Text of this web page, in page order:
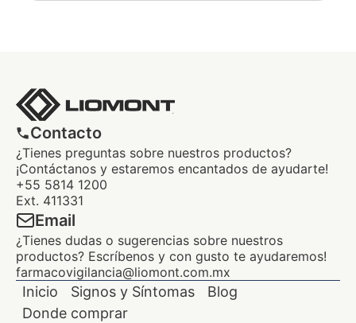
Contacto
¿Tienes preguntas sobre nuestros productos?
¡Contáctanos y estaremos encantados de ayudarte!
+55 5814 1200
Ext. 411331
Email
¿Tienes dudas o sugerencias sobre nuestros
productos? Escríbenos y con gusto te ayudaremos!
farmacovigilancia@liomont.com.mx
Inicio Signos y Síntomas
Blog
Donde comprar